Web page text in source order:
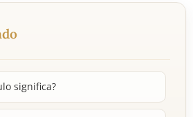
significa?